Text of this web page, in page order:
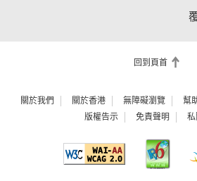
回到頁首
關於我們 關於香港 無障礙瀏覽 幫
版權告示
免責聲明 私